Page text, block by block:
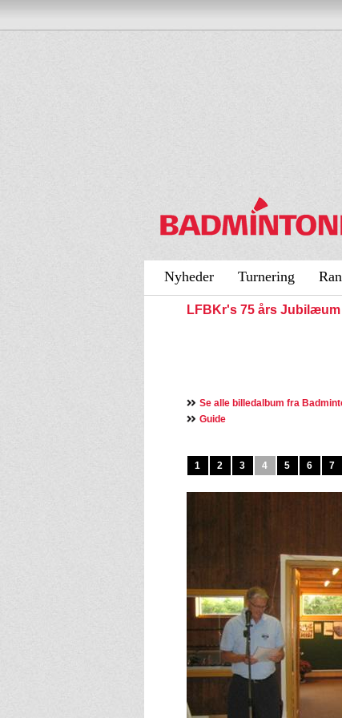
Nyheder Turnering
LFBKr's 75 års Jubilæum
Se alle billedalbum fra
Guide
1 2 3 4 5 6 7